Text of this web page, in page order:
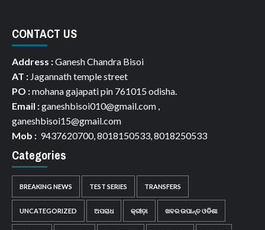
CONTACT US
Address :Ganesh Chandra Bisoi
AT : Jagannath temple street
PO :mohana gajapati pin 761015 odisha.
Email :ganeshbisoi010@gmail.com ,
ganeshbisoi15@gmail.com
Mob : 9437620700, 8018150533, 8018250533
Categories
BREAKING NEWS TEST SERIES TRANSFERS
UNCATEGORIZED ଅପରାଧ କ୍ରୀଡ଼ା ଖବର ଉପାନ୍ତ ଓଡିଶା